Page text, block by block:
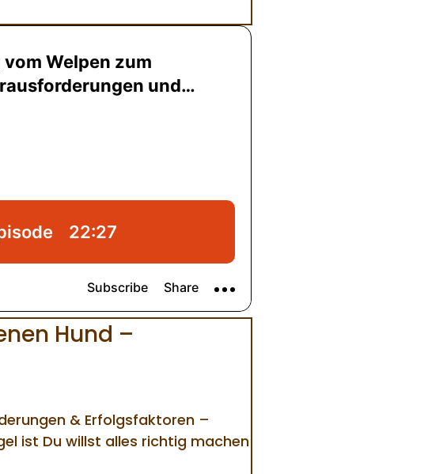
Hund –
& Erfolgsfaktoren –
ist Du willst alles richtig machen